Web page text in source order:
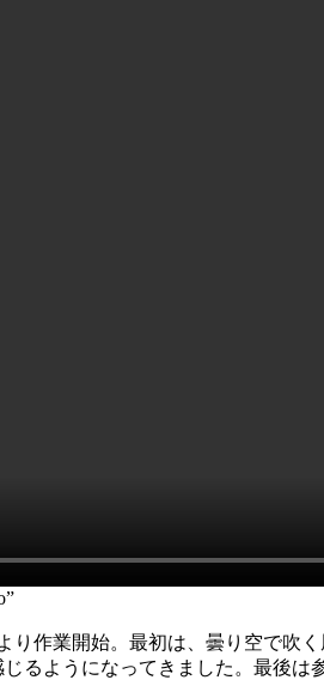
作業開始。最初は、曇り空で吹
るようになってきました。最後